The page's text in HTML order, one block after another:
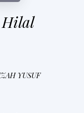
Hilal
YUSUF